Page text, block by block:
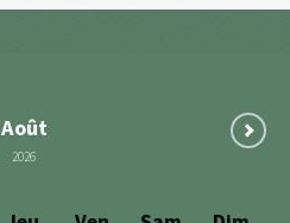
Août
2026